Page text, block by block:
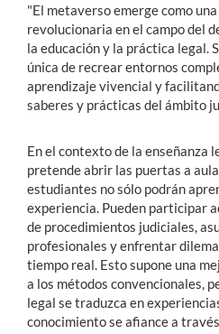
"El metaverso emerge como
revolucionaria en el campo del
la educación y la práctica legal.
única de recrear entornos
aprendizaje vivencial y
saberes y prácticas del ámbito
En el contexto de la enseñanza
pretende abrir las puertas a
estudiantes no sólo podrán
experiencia. Pueden participar
de procedimientos judiciales,
profesionales y enfrentar
tiempo real. Esto supone una
a los métodos convencionales,
legal se traduzca en
conocimiento se afiance a